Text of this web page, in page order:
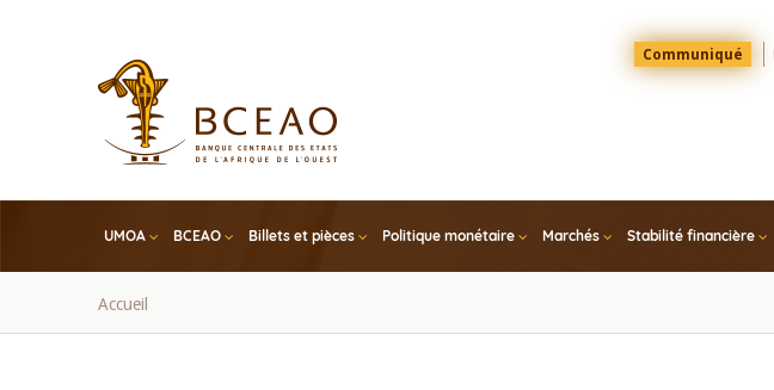
Menu
Top
Communiqué
UMOA BCEAO Billets et pièces Politique monétaire Marchés Stabilité financière
Fil
Accueil